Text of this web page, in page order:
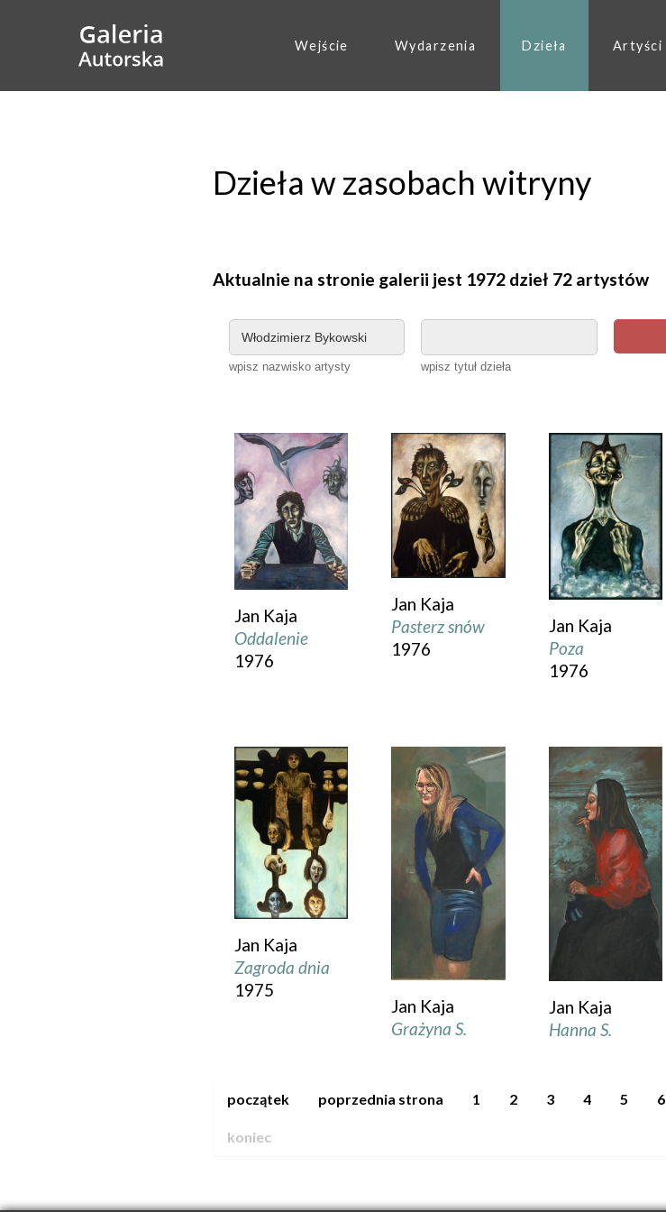
Wejście Wydarzenia Dzieła Artyści
Dzieła w zasobach witryny
Aktualnie na stronie galerii jest 1972 dzieł 72 artystów
wpisz nazwisko artysty wpisz tytuł dzieła
Jan Kaja
Oddalenie
1976
Jan Kaja
Pasterz snów
1976
Jan Kaja
Poza
1976
Jan Kaja
Zagroda dnia
1975
Jan Kaja
Grażyna S.
Jan Kaja
Hanna S.
początek poprzednia strona 1 2 3 4 5 6
koniec